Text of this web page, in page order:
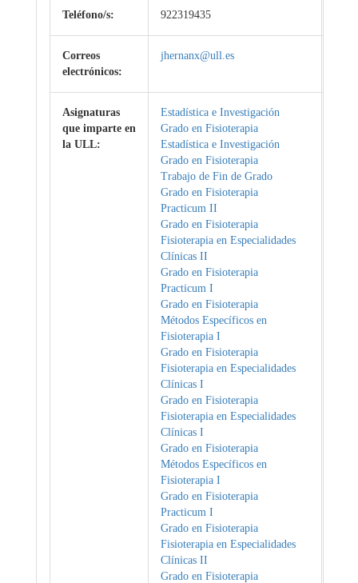
Teléfono/s: 922319435
Correos
electrónicos:
jhernanx@ull.es
Asignaturas
que imparte en
la ULL:
Estadística e Investigación
Grado en Fisioterapia
Estadística e Investigación
Grado en Fisioterapia
Trabajo de Fin de Grado
Grado en Fisioterapia
Practicum II
Grado en Fisioterapia
Fisioterapia en Especialidades
Clínicas II
Grado en Fisioterapia
Practicum I
Grado en Fisioterapia
Métodos Específicos en
Fisioterapia I
Grado en Fisioterapia
Fisioterapia en Especialidades
Clínicas I
Grado en Fisioterapia
Fisioterapia en Especialidades
Clínicas I
Grado en Fisioterapia
Métodos Específicos en
Fisioterapia I
Grado en Fisioterapia
Practicum I
Grado en Fisioterapia
Fisioterapia en Especialidades
Clínicas II
Grado en Fisioterapia